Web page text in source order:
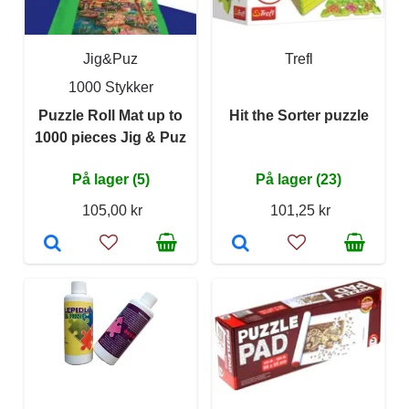
Jig&Puz
1000 Stykker
Puzzle Roll Mat up to
1000 pieces Jig & Puz
På lager (5)
105,00 kr
Trefl
Hit the Sorter puzzle
På lager (23)
101,25 kr